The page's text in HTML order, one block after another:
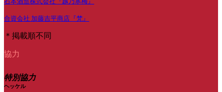
合資会社 加藤吉平商店『梵』
＊掲載順不同
協力
特別協力
ヘッケル